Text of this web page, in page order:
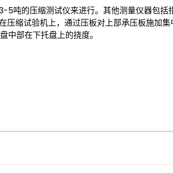
5吨的压缩测试仪来进行。其他测量仪器包括
压缩试验机上，通过压板对上部承压板施加
中部在下托盘上的挠度。